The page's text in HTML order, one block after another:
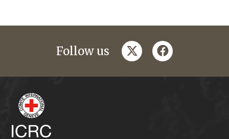
Follow us twitterfacebook